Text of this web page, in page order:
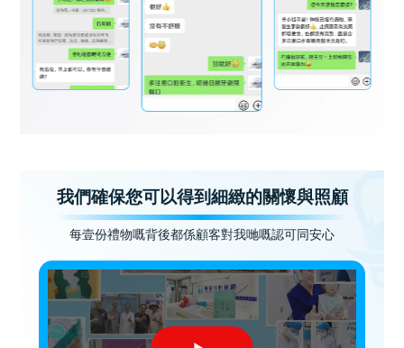
我們確保您可以得到細緻的關懷與照顧
每壹份禮物嘅背後都係顧客對我哋嘅認可同安心